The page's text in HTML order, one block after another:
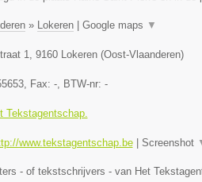
» Lokeren| Google maps ▼
1, 9160 Lokeren(Oost-Vlaanderen)
, Fax: -, BTW-nr: -
Tekstagentschap.
www.tekstagentschap.be| Screenshot
- of tekstschrijvers - van Het